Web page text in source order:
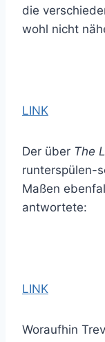
die
wohl nicht
LINK
Der über The
runterspülen-
Maßen
antwortete:
LINK
Woraufhin